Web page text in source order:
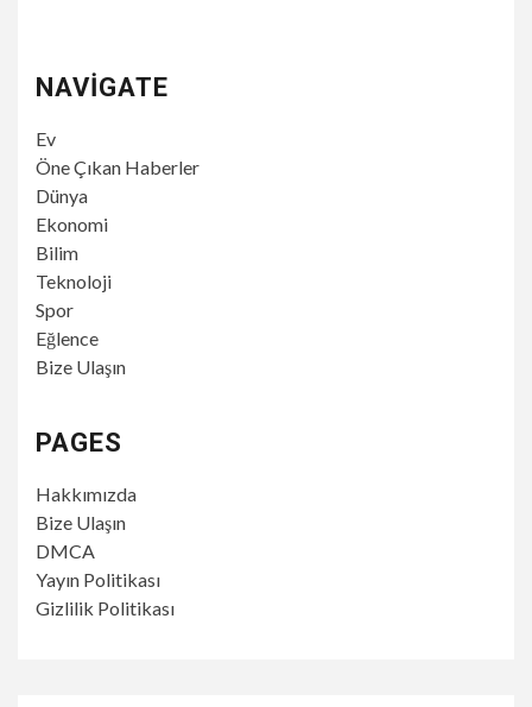
NAVIGATE
Ev
Öne Çıkan Haberler
Dünya
Ekonomi
Bilim
Teknoloji
Spor
Eğlence
Bize Ulaşın
PAGES
Hakkımızda
Bize Ulaşın
DMCA
Yayın Politikası
Gizlilik Politikası